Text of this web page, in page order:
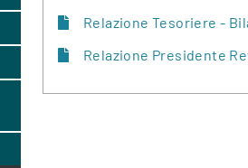
Relazione Tesoriere -
Relazione Presidente